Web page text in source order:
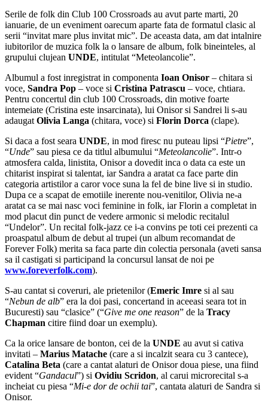
Serile de folk din Club 100 Crossroads au avut parte marti, 20
ianuarie, de un eveniment oarecum aparte fata de formatul clasic al
serii “invitat mare plus invitat mic”. De aceasta data, am dat intalnire
iubitorilor de muzica folk la o lansare de album, folk bineinteles, al
grupului clujean UNDE, intitulat “Meteolancolie”.
Albumul a fost inregistrat in componenta Ioan Onisor – chitara si
voce, Sandra Pop – voce si Cristina Patrascu – voce, chtiara.
Pentru concertul din club 100 Crossroads, din motive foarte
intemeiate (Cristina este insarcinata), lui Onisor si Sandrei li s-au
adaugat Olivia Langa (chitara, voce) si Florin Dorca (clape).
Si daca a fost seara UNDE, in mod firesc nu puteau lipsi “Pietre”,
“Unde” sau piesa ce da titlul albumului “Meteolancolie”. Intr-o
atmosfera calda, linistita, Onisor a dovedit inca o data ca este un
chitarist inspirat si talentat, iar Sandra a aratat ca face parte din
categoria artistilor a caror voce suna la fel de bine live si in studio.
Dupa ce a scapat de emotiile inerente nou-venitilor, Olivia ne-a
aratat ca se mai nasc voci feminine in folk, iar Florin a completat in
mod placut din punct de vedere armonic si melodic recitalul
“Undelor”. Un recital folk-jazz ce i-a convins pe toti cei prezenti ca
proaspatul album de debut al trupei (un album recomandat de
Forever Folk) merita sa faca parte din colectia personala (aveti sansa
sa il castigati si participand la concursul lansat de noi pe
www.foreverfolk.com).
S-au cantat si coveruri, ale prietenilor (Emeric Imre si al sau
“Nebun de alb” era la doi pasi, concertand in aceeasi seara tot in
Bucuresti) sau “clasice” (“Give me one reason” de la Tracy
Chapman citire fiind doar un exemplu).
Ca la orice lansare de bonton, cei de la UNDE au avut si cativa
invitati – Marius Matache (care a si incalzit seara cu 3 cantece),
Catalina Beta (care a cantat alaturi de Onisor doua piese, una fiind
evident “Gandacul”) si Ovidiu Scridon, al carui microrecital s-a
incheiat cu piesa “Mi-e dor de ochii tai”, cantata alaturi de Sandra si
Onisor.